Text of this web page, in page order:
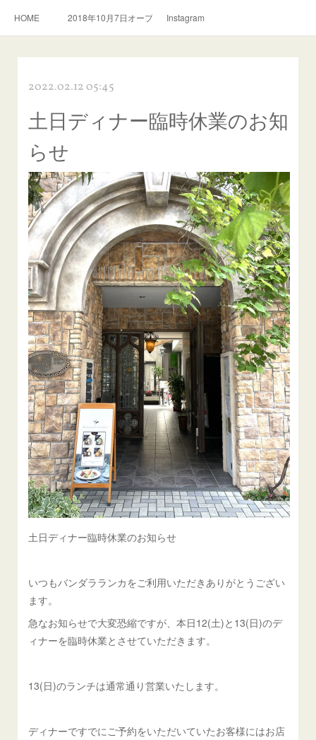
HOME 2018年10月7日オープン。スリランカ料理とおいしい紅茶のお
Instagram
2022.02.12 05:45
土日ディナー臨時休業のお知
らせ
土日ディナー臨時休業のお知らせ
いつもバンダラランカをご利用いただきありがとうござい
ます。
急なお知らせで大変恐縮ですが、本日12(土)と13(日)のデ
ィナーを臨時休業とさせていただきます。
13(日)のランチは通常通り営業いたします。
ディナーですでにご予約をいただいていたお客様にはお店